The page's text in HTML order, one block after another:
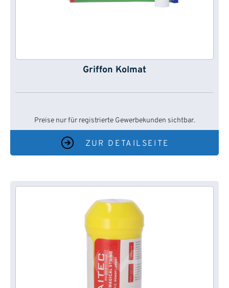
Griffon Kolmat
Preise nur für registrierte Gewerbekunden sichtbar.
ZUR DETAILSEITE